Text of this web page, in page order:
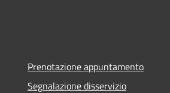
Prenotazione appuntamento
Segnalazione disservizio